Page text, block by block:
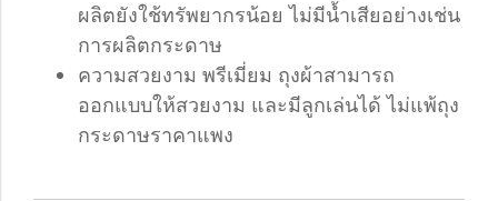
ผลิตยังใช้ทรัพยากรน้อย ไม่มีน้ำเสียอย่างเช่น
การผลิตกระดาษ
ความสวยงาม พรีเมี่ยม ถุงผ้าสามารถ
ออกแบบให้สวยงาม และมีลูกเล่นได้ ไม่แพ้ถุง
กระดาษราคาแพง